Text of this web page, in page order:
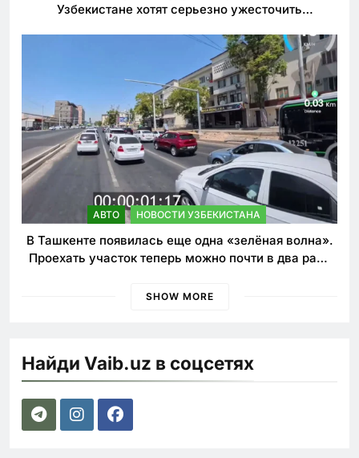
Узбекистане хотят серьезно ужесточить
АВТО НОВОСТИ УЗБЕКИСТАНА
В Ташкенте появилась еще одна «зелёная волна».
Проехать участок теперь можно почти в два раза
SHOW MORE
Найди Vaib.uz в соцсетях